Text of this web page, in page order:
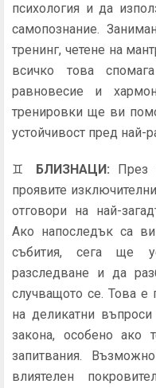
психология и да
самопознание.
тренинг, четене на
всичко това
равновесие и
тренировки ще ви
устойчивост пред най-
♊ БЛИЗНАЦИ: През
проявите
отговори на най-
Ако напоследък са
събития, сега ще
разследване и да
случващото се. Това
на деликатни
закона, особено ако
запитвания.
влиятелен